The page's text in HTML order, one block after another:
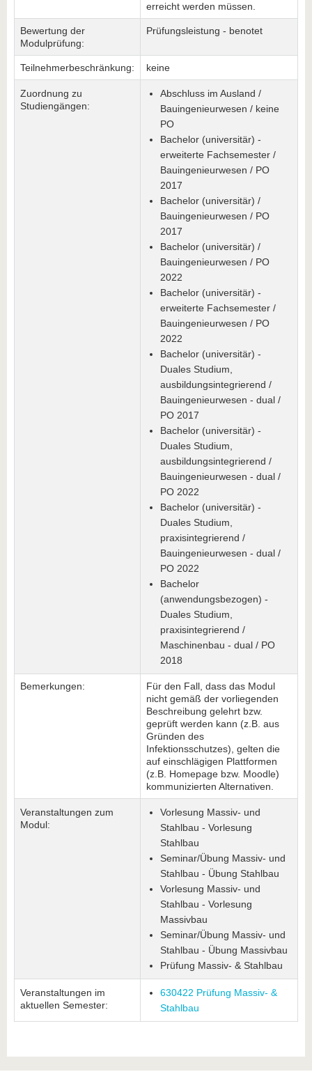
erreicht werden müssen.
Bewertung der
Modulprüfung:
Prüfungsleistung - benotet
Teilnehmerbeschränkung: keine
Zuordnung zu
Studiengängen:
Abschluss im Ausland /
Bauingenieurwesen / keine
PO
Bachelor (universitär) -
erweiterte Fachsemester /
Bauingenieurwesen / PO
2017
Bachelor (universitär) /
Bauingenieurwesen / PO
2017
Bachelor (universitär) /
Bauingenieurwesen / PO
2022
Bachelor (universitär) -
erweiterte Fachsemester /
Bauingenieurwesen / PO
2022
Bachelor (universitär) -
Duales Studium,
ausbildungsintegrierend /
Bauingenieurwesen - dual /
PO 2017
Bachelor (universitär) -
Duales Studium,
ausbildungsintegrierend /
Bauingenieurwesen - dual /
PO 2022
Bachelor (universitär) -
Duales Studium,
praxisintegrierend /
Bauingenieurwesen - dual /
PO 2022
Bachelor
(anwendungsbezogen) -
Duales Studium,
praxisintegrierend /
Maschinenbau - dual / PO
2018
Bemerkungen:
Für den Fall, dass das Modul
nicht gemäß der vorliegenden
Beschreibung gelehrt bzw.
geprüft werden kann (z.B. aus
Gründen des
Infektionsschutzes), gelten die
auf einschlägigen Plattformen
(z.B. Homepage bzw. Moodle)
kommunizierten Alternativen.
Veranstaltungen zum
Modul:
Vorlesung Massiv- und
Stahlbau - Vorlesung
Stahlbau
Seminar/Übung Massiv- und
Stahlbau - Übung Stahlbau
Vorlesung Massiv- und
Stahlbau - Vorlesung
Massivbau
Seminar/Übung Massiv- und
Stahlbau - Übung Massivbau
Prüfung Massiv- & Stahlbau
Veranstaltungen im
aktuellen Semester:
630422 Prüfung Massiv- &
Stahlbau